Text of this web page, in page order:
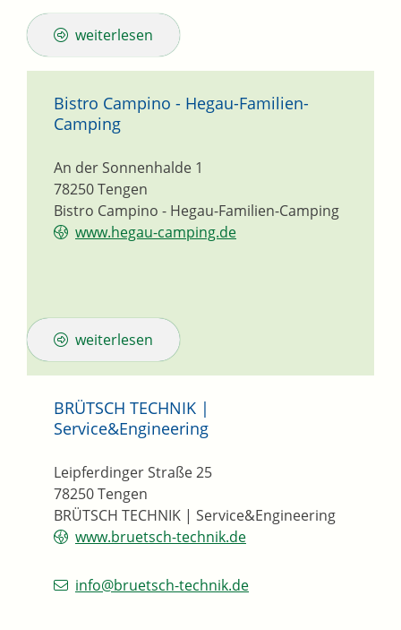
weiterlesen
Bistro Campino - Hegau-Familien-
Camping
Bistro Campino - Hegau-Familien-Camping
An der Sonnenhalde 1
78250Tengen
www.hegau-camping.de
weiterlesen
BRÜTSCH TECHNIK |
Service&Engineering
BRÜTSCH TECHNIK | Service&Engineering
Leipferdinger Straße 25
78250Tengen
www.bruetsch-technik.de
info@bruetsch-technik.de